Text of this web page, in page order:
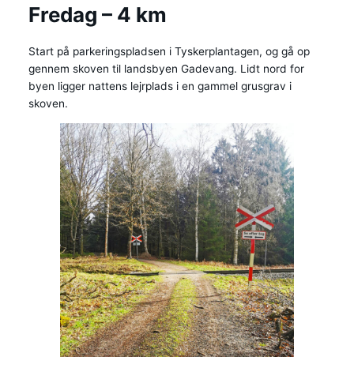
Fredag – 4 km
Start på parkeringspladsen i Tyskerplantagen, og gå op
gennem skoven til landsbyen Gadevang. Lidt nord for
byen ligger nattens lejrplads i en gammel grusgrav i
skoven.